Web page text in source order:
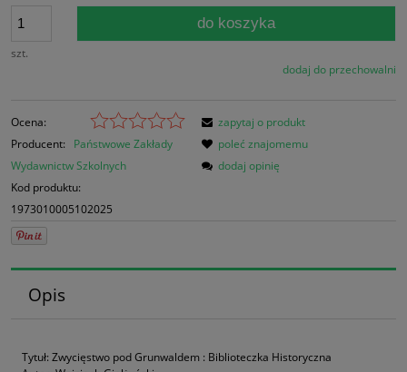
szt.
do koszyka
dodaj do przechowalni
Ocena:
Producent:
Państwowe Zakłady
Wydawnictw Szkolnych
Kod produktu:
1973010005102025
zapytaj o produkt
poleć znajomemu
dodaj opinię
Opis
Tytuł: Zwycięstwo pod Grunwaldem : Biblioteczka Historyczna